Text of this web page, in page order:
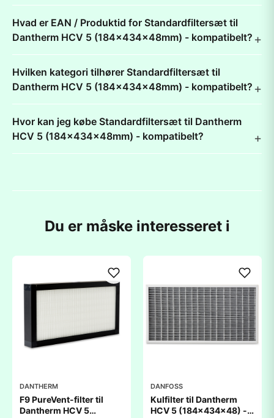
Hvad er EAN / Produktid for Standardfiltersæt til
Dantherm HCV 5 (184x434x48mm) - kompatibelt?
Hvilken kategori tilhører Standardfiltersæt til
Dantherm HCV 5 (184x434x48mm) - kompatibelt?
Hvor kan jeg købe Standardfiltersæt til Dantherm
HCV 5 (184x434x48mm) - kompatibelt?
Du er måske interesseret i
DANTHERM
F9 PureVent-filter til
Dantherm HCV 5
DANFOSS
Kulfilter til Dantherm
HCV 5 (184x434x48) -